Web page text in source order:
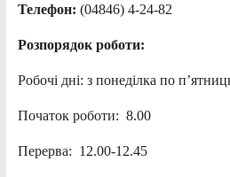
Телефон: (04846) 4-24-82
Розпорядок роботи:
Робочі дні: з понеділка по
Початок роботи: 8.00
Перерва: 12.00-12.45